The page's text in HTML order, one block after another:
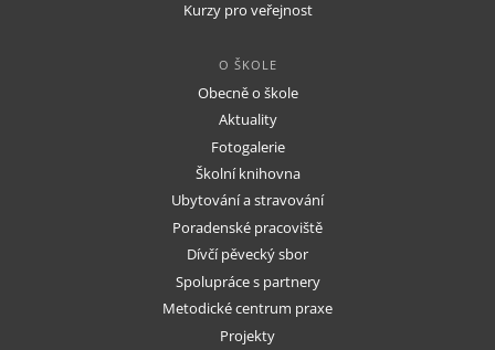
Kurzy pro veřejnost
O ŠKOLE
Obecně o škole
Aktuality
Fotogalerie
Školní knihovna
Ubytování a stravování
Poradenské pracoviště
Dívčí pěvecký sbor
Spolupráce s partnery
Metodické centrum praxe
Projekty